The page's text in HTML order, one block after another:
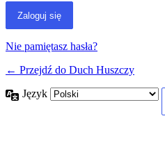
Nie pamiętasz hasła?
← Przejdź do Duch Huszczy
Język